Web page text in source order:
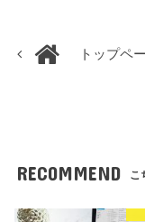
トップペ
RECOMMEND こ